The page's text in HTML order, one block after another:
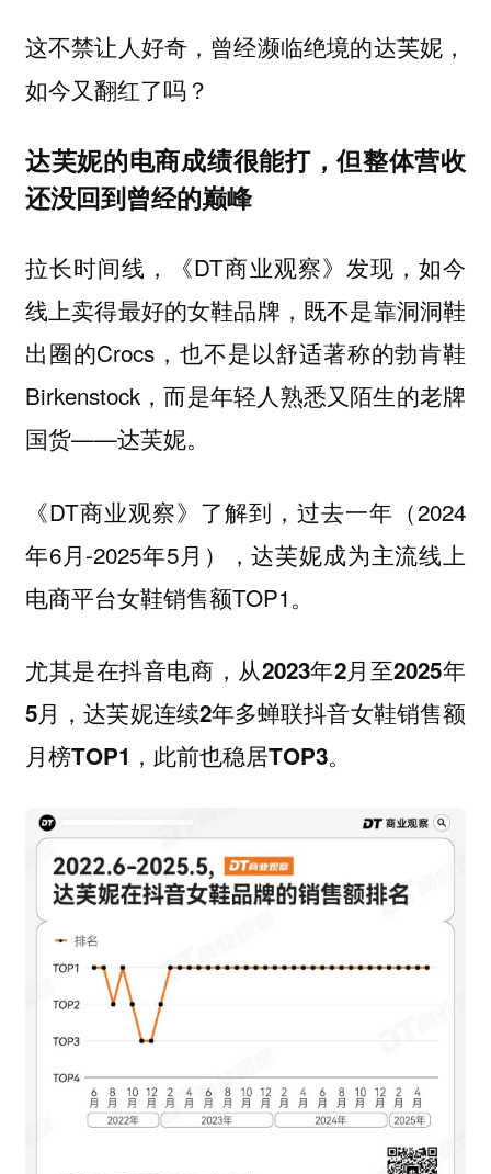
这不禁让人好奇，曾经濒临绝境的达芙妮，
如今又翻红了吗？
达芙妮的电商成绩很能打，但整体营收
还没回到曾经的巅峰
拉长时间线，《DT商业观察》发现，如今
线上卖得最好的女鞋品牌，既不是靠洞洞鞋
出圈的Crocs，也不是以舒适著称的勃肯鞋
Birkenstock，而是年轻人熟悉又陌生的老牌
国货——达芙妮。
《DT商业观察》了解到，过去一年（2024
年6月-2025年5月），达芙妮成为主流线上
电商平台女鞋销售额TOP1。
尤其是在抖音电商， 从2023年2月至2025年
5月，达芙妮连续2年多蝉联抖音女鞋销售额
月榜TOP1，此前也稳居TOP3。